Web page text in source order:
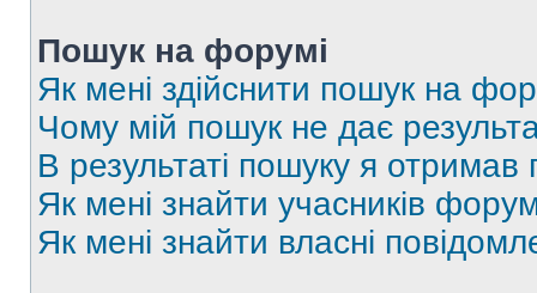
Пошук на форумі
Як мені здійснити пошук на
Чому мій пошук не дає
В результаті пошуку я отримав
Як мені знайти учасників
Як мені знайти власні